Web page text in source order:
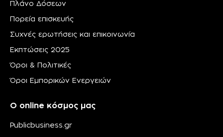
Πλάνο Δόσεων
Πορεία επισκευής
Συχνές ερωτήσεις και επικοινωνία
Εκπτώσεις 2025
Όροι & Πολιτικές
Όροι Εμπορικών Ενεργειών
Ο online κόσμος μας
Publicbusiness.gr